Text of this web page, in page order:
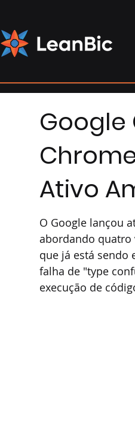
Google
Ativo
O Google lançou
abordando quatro
que já está sendo
falha de "type
execução de